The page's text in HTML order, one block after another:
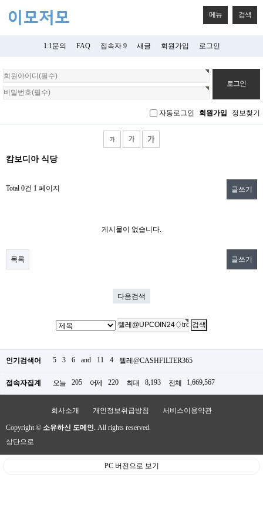
메뉴 검색
1:1문의 FAQ 접속자 9 새글 회원가입 로그인
회
원
로
자동로그인 회원가입 정보찾기
캄보디아 식당
Total 0건 1 페이지 글쓰기
게시물이 없습니다.
목록 글쓰기
다음검색
인기검색어 5 3 6 and 11 4 텔레@CASHFILTER365
접속자집계 오늘 205 어제 220 최대 8,193 전체 1,669,567
회사소개 개인정보취급방침 서비스이용약관
Copyright © 소유하신 도메인. All rights reserved.
상단으로
PC 버전으로 보기